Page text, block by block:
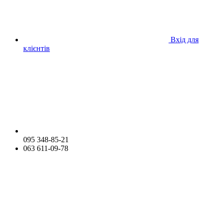
Вхід для
клієнтів
095 348-85-21
063 611-09-78